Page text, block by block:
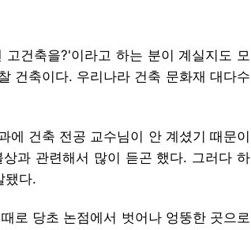
건축을?'이라고 하는 분이 계실지도 모
건축이다. 우리나라 건축 문화재 대다수
에 건축 전공 교수님이 안 계셨기 때문이
과 관련해서 많이 듣곤 했다. 그러다 하
됐다.
로 당초 논점에서 벗어나 엉뚱한 곳으로